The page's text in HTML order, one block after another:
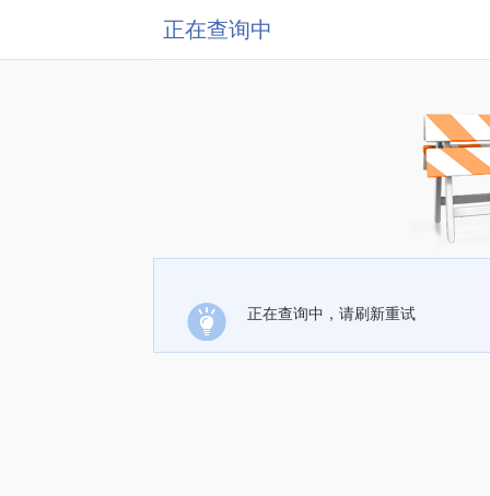
正在查询中
正在查询中，请刷新重试